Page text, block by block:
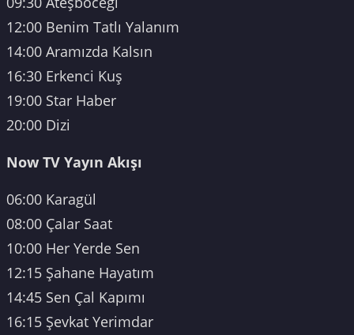
12:00 Benim Tatlı Yalanım
14:00 Aramızda Kalsın
16:30 Erkenci Kuş
19:00 Star Haber
20:00 Dizi
Now TV Yayın Akışı
06:00 Karagül
08:00 Çalar Saat
10:00 Her Yerde Sen
12:15 Şahane Hayatım
14:45 Sen Çal Kapımı
16:15 Şevkat Yerimdar